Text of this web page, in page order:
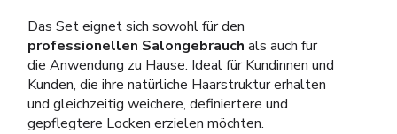
Das Set eignet sich sowohl für den
professionellen Salongebrauch als auch für
die Anwendung zu Hause. Ideal für Kundinnen und
Kunden, die ihre natürliche Haarstruktur erhalten
und gleichzeitig weichere, definiertere und
gepflegtere Locken erzielen möchten.